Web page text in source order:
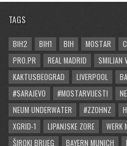
TAGS
BIH2 BIH1 BIH MOSTAR
PRO.PR
REAL MADRID SMILJAN
KAKTUSBEOGRAD
LIVERPOOL
#SARAJEVO
#MOSTARVIJESTI
NEUM UNDERWATER
#ZZOHNZ
XGRID-1
LIPANJSKE ZORE WERK
ŠIROKI BRIJEG
BAYERN MUNICH